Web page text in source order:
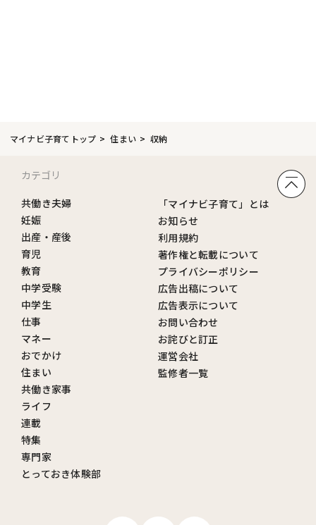
マイナビ子育てトップ 住まい 収納
カテゴリ
共働き夫婦
妊娠
出産・産後
育児
教育
中学受験
中学生
仕事
マネー
おでかけ
住まい
共働き家事
ライフ
連載
特集
専門家
とっておき体験部
「マイナビ子育て」とは
お知らせ
利用規約
著作権と転載について
プライバシーポリシー
広告出稿について
広告表示について
お問い合わせ
お詫びと訂正
運営会社
監修者一覧